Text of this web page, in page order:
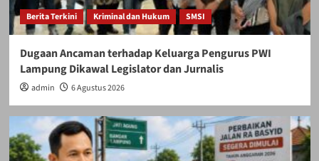
Berita Terkini Kriminal dan Hukum SMSI
Dugaan Ancaman terhadap Keluarga Pengurus PWI
Lampung Dikawal Legislator dan Jurnalis
admin 6 Agustus 2026